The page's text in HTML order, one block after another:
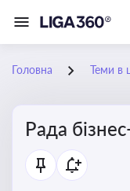
Головна Теми в
Рада